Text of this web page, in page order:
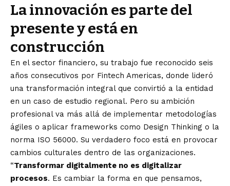
La innovación es parte del
presente y está en
construcción
En el sector financiero, su trabajo fue reconocido seis
años consecutivos por Fintech Americas, donde lideró
una transformación integral que convirtió a la entidad
en un caso de estudio regional. Pero su ambición
profesional va más allá de implementar metodologías
ágiles o aplicar frameworks como Design Thinking o la
norma ISO 56000. Su verdadero foco está en provocar
cambios culturales dentro de las organizaciones.
“Transformar digitalmente no es digitalizar
procesos. Es cambiar la forma en que pensamos,